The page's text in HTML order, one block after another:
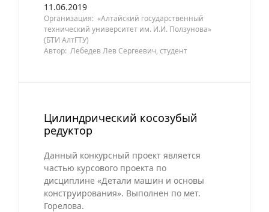
11.06.2019
Организация: «Алтайский государственный
технический университет им. И.И. Ползунова»
(БТИ АлтГТУ)
Автор: Лебедев Лев Сергеевич, студент
Цилиндрический косозубый
редуктор
Данный конкурсный проект является
частью курсового проекта по
дисциплине «Детали машин и основы
конструирования». Выполнен по мет.
Горелова.